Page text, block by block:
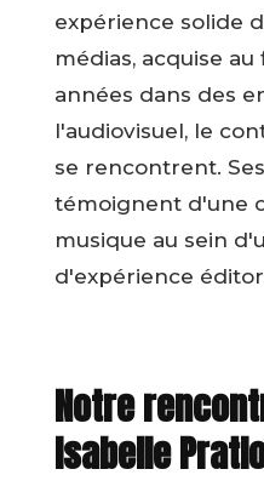
expérience solide
médias, acquise
années dans des
l'audiovisuel, le
se rencontrent.
témoignent d'une
musique au sein
d'expérience
Notre
Isabelle